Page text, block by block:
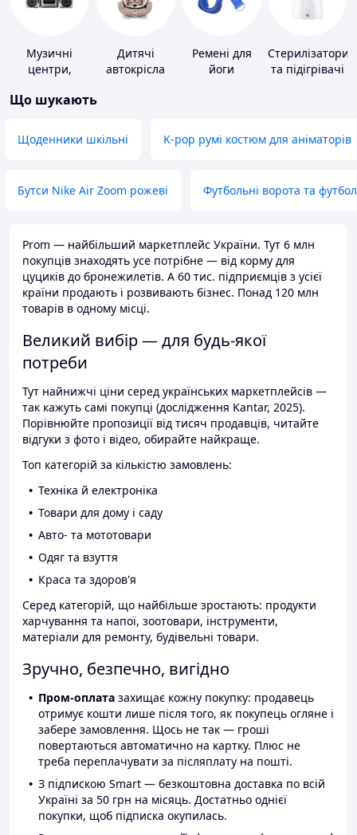
Музичні
центри,
Дитячі
автокрісла
Ремені для
йоги
Стерилізатори
та підігрівачі
Що шукають
Щоденники шкільні K-pop румі костюм для аніматорів
Бутси Nike Air Zoom рожеві Футбольні ворота та
Prom — найбільший маркетплейс України. Тут 6 млн
покупців знаходять усе потрібне — від корму для
цуциків до бронежилетів. А 60 тис. підприємців з усієї
країни продають і розвивають бізнес. Понад 120 млн
товарів в одному місці.
Великий вибір — для будь-якої
потреби
Тут найнижчі ціни серед українських маркетплейсів —
так кажуть самі покупці (дослідження Kantar, 2025).
Порівнюйте пропозиції від тисяч продавців, читайте
відгуки з фото і відео, обирайте найкраще.
Топ категорій за кількістю замовлень:
Техніка й електроніка
Товари для дому і саду
Авто- та мототовари
Одяг та взуття
Краса та здоров'я
Серед категорій, що найбільше зростають: продукти
харчування та напої, зоотовари, інструменти,
матеріали для ремонту, будівельні товари.
Зручно, безпечно, вигідно
Пром-оплата захищає кожну покупку: продавець
отримує кошти лише після того, як покупець огляне і
забере замовлення. Щось не так — гроші
повертаються автоматично на картку. Плюс не
треба переплачувати за післяплату на пошті.
З підпискою Smart — безкоштовна доставка по всій
Україні за 50 грн на місяць. Достатньо однієї
покупки, щоб підписка окупилась.